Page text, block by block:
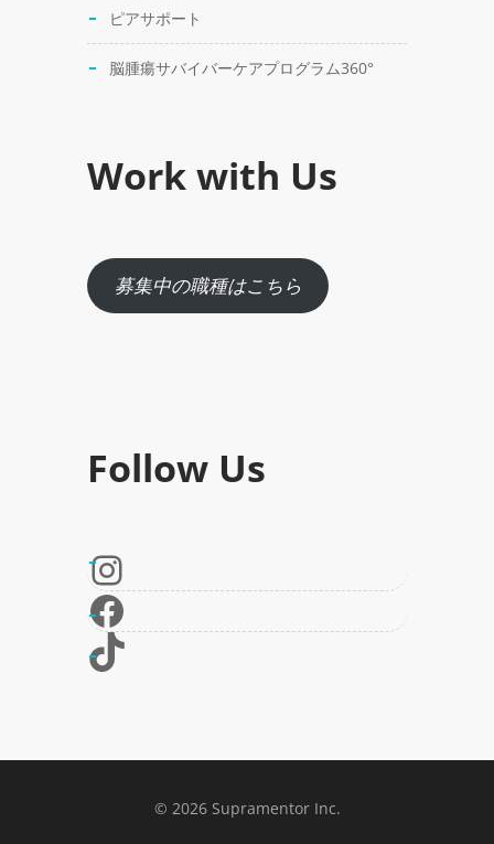
ピアサポート
脳腫瘍サバイバーケアプログラム360°
Work with Us
募集中の職種はこちら
Follow Us
© 2026 Supramentor Inc.